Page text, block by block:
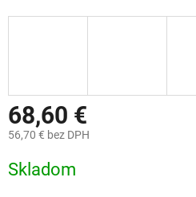
68,60 €
56,70 € bez DPH
cena:
Skladom